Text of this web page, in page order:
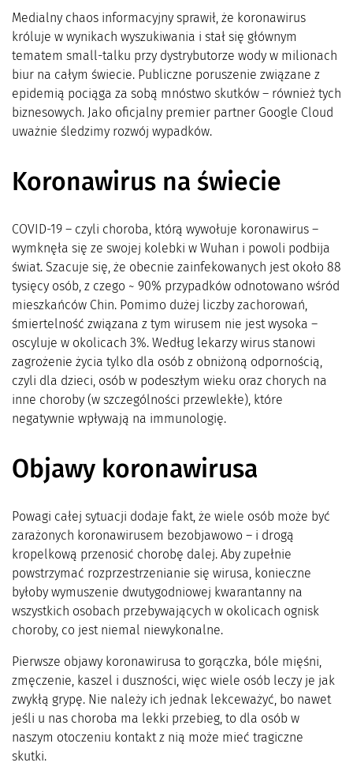
Medialny chaos informacyjny sprawił, że koronawirus
króluje w wynikach wyszukiwania i stał się głównym
tematem small-talku przy dystrybutorze wody w milionach
biur na całym świecie. Publiczne poruszenie związane z
epidemią pociąga za sobą mnóstwo skutków – również tych
biznesowych. Jako oficjalny premier partner Google Cloud
uważnie śledzimy rozwój wypadków.
Koronawirus na świecie
COVID-19 – czyli choroba, którą wywołuje koronawirus –
wymknęła się ze swojej kolebki w Wuhan i powoli podbija
świat. Szacuje się, że obecnie zainfekowanych jest około 88
tysięcy osób, z czego ~ 90% przypadków odnotowano wśród
mieszkańców Chin. Pomimo dużej liczby zachorowań,
śmiertelność związana z tym wirusem nie jest wysoka –
oscyluje w okolicach 3%. Według lekarzy wirus stanowi
zagrożenie życia tylko dla osób z obniżoną odpornością,
czyli dla dzieci, osób w podeszłym wieku oraz chorych na
inne choroby (w szczególności przewlekłe), które
negatywnie wpływają na immunologię.
Objawy koronawirusa
Powagi całej sytuacji dodaje fakt, że wiele osób może być
zarażonych koronawirusem bezobjawowo – i drogą
kropelkową przenosić chorobę dalej. Aby zupełnie
powstrzymać rozprzestrzenianie się wirusa, konieczne
byłoby wymuszenie dwutygodniowej kwarantanny na
wszystkich osobach przebywających w okolicach ognisk
choroby, co jest niemal niewykonalne.
Pierwsze objawy koronawirusa to gorączka, bóle mięśni,
zmęczenie, kaszel i duszności, więc wiele osób leczy je jak
zwykłą grypę. Nie należy ich jednak lekceważyć, bo nawet
jeśli u nas choroba ma lekki przebieg, to dla osób w
naszym otoczeniu kontakt z nią może mieć tragiczne
skutki.